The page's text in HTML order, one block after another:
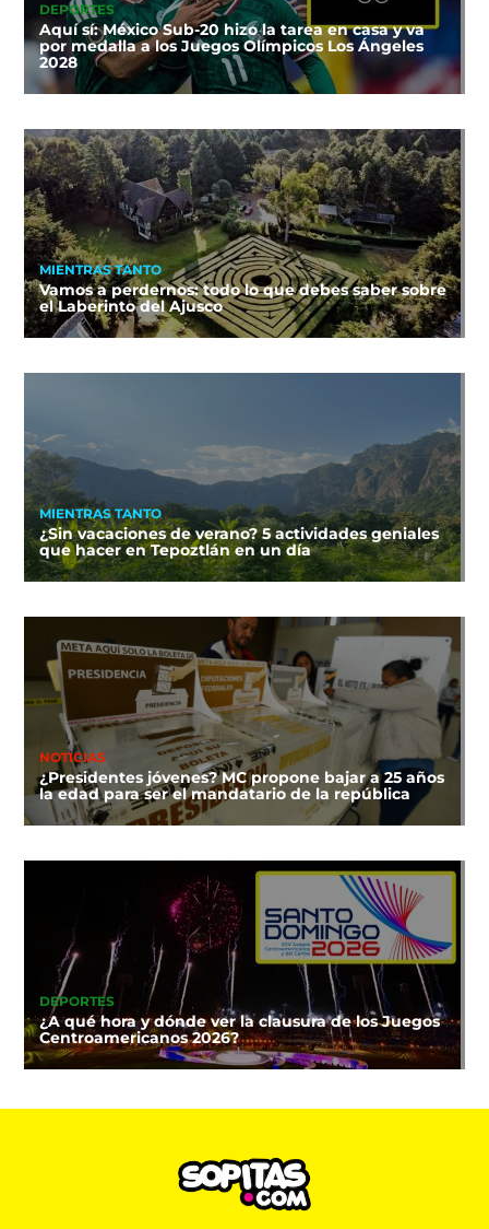
DEPORTES
Aquí sí: México Sub-20 hizo la tarea en casa y va
por medalla a los Juegos Olímpicos Los Ángeles
2028
MIENTRAS TANTO
Vamos a perdernos: todo lo que debes saber sobre
el Laberinto del Ajusco
MIENTRAS TANTO
¿Sin vacaciones de verano? 5 actividades geniales
que hacer en Tepoztlán en un día
NOTICIAS
¿Presidentes jóvenes? MC propone bajar a 25 años
la edad para ser el mandatario de la república
DEPORTES
¿A qué hora y dónde ver la clausura de los Juegos
Centroamericanos 2026?